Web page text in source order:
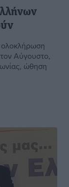
ολοκλήρωση
Αύγουστο,
ώθηση